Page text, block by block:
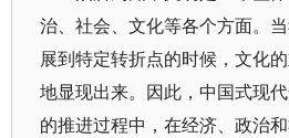
治、社会、文化等各个方面。
展到特定转折点的时候，文化
地显现出来。因此，中国式现
的推进过程中，在经济、政治